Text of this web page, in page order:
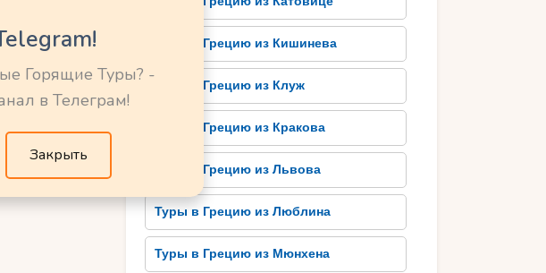
и
моря.
и
Туры в Грецию из Кишинева
Туры в Грецию из Клуж
Туры в Грецию из Кракова
Туры в Грецию из Львова
Туры в Грецию из Люблина
Туры в Грецию из Мюнхена
Горящие Туры? -
в Телеграм!
Закрыть